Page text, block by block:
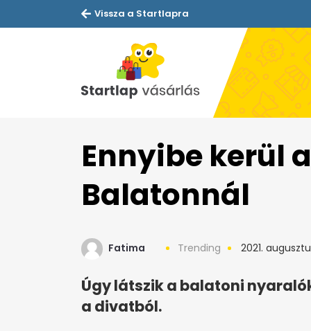
Vissza a Startlapra
Ennyibe kerül
Balatonnál
Fatima Trending 2021.
Úgy látszik a balatoni
a divatból.